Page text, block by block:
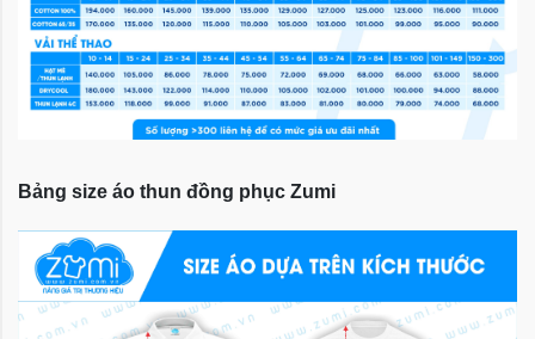
Bảng size áo thun đồng phục Zumi